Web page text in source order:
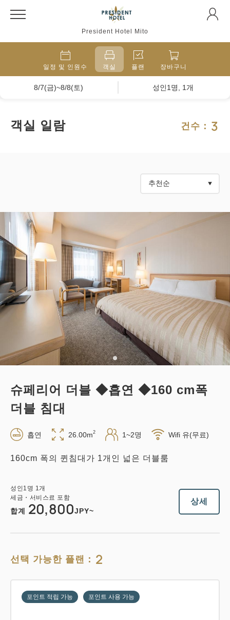
President Hotel Mito
일정 및 인원수 객실 플랜 장바구니
8/7(금)~8/8(토) 성인1명, 1개
객실 일람 건수： 3
슈페리어 더블 ◆흡연 ◆160 cm폭
더블 침대
흡연 26.00m2 1~2명 Wifi 유(무료)
160cm 폭의 퀸침대가 1개인 넓은 더블룸
성인 1 명 1개
세금・서비스료 포함
합계 20,800JPY~
상세
선택 가능한 플랜： 2
포인트 적립 가능 포인트 사용 가능